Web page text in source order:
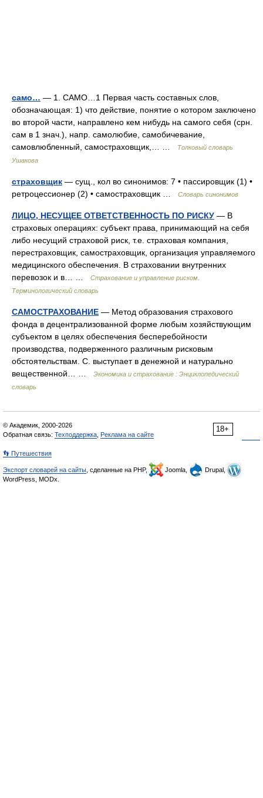
само… — 1. САМО…1 Первая часть составных слов,
обозначающая: 1) что действие, понятие о котором заключено
во второй части, направлено кем нибудь на самого себя (срн.
сам в 1 знач.), напр. самолюбие, самобичевание,
самовлюбленный, самостраховщик,… …
Толковый словарь
Ушакова
страховщик — сущ., кол во синонимов: 7 • пассировщик (1) •
ретроцессионер (2) • самостраховщик …
Словарь синонимов
ЛИЦО, НЕСУЩЕЕ ОТВЕТСТВЕННОСТЬ ПО РИСКУ — В
страховых операциях: субъект права, принимающий на себя
либо несущий страховой риск, т.е. страховая компания,
перестраховщик, самостраховщик, организация управляемого
медицинского обеспечения. В страховании внутренних
перевозок и в… …
Страхование и управление риском.
Терминологический словарь
САМОСТРАХОВАНИЕ — Метод образования страхового
фонда в децентрализованной форме любым хозяйствующим
субъектом в целях обеспечения бесперебойности
производства, подверженного различным рисковым
обстоятельствам. С. выступает в денежной и натурально
вещественной… …
Экономика и страхование : Энциклопедический
словарь
18+
© Академик, 2000-2026
Обратная связь: Техподдержка Реклама на сайте
👣 Путешествия
Экспорт словарей на сайты , сделанные на PHP, Joomla,
Drupal,
WordPress, MODx.